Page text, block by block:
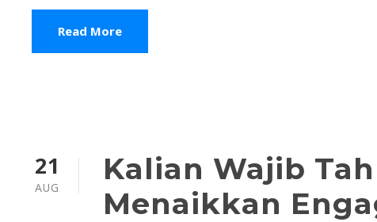
Read More
21
AUG
Kalian Wajib
Menaikkan